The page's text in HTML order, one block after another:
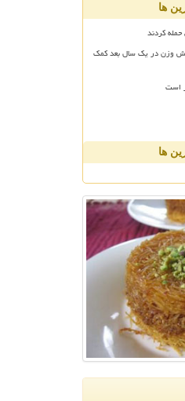
ها
کردند
وزن در یک سال بعد کمک
است
ها